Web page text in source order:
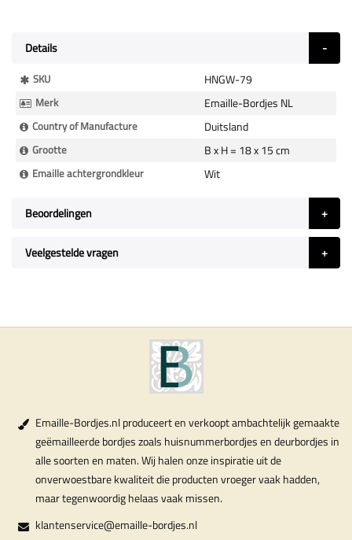
Details
Meer
Informatie
SKU HNGW-79
Merk Emaille-Bordjes NL
Country of Manufacture Duitsland
Grootte B x H = 18 x 15 cm
Emaille achtergrondkleur Wit
Beoordelingen
Veelgestelde vragen
Emaille-Bordjes.nl produceert en verkoopt ambachtelijk gemaakte
geëmailleerde bordjes zoals huisnummerbordjes en deurbordjes in
alle soorten en maten. Wij halen onze inspiratie uit de
onverwoestbare kwaliteit die producten vroeger vaak hadden,
maar tegenwoordig helaas vaak missen.
klantenservice@emaille-bordjes.nl